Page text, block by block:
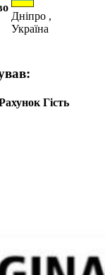
Дніпро ,
Україна
Гість